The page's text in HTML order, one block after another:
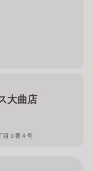
大曲店
目３番４号